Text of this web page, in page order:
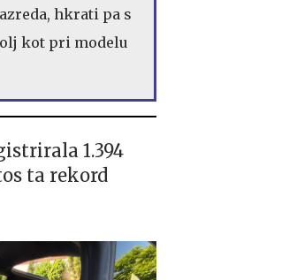
hkrati pa s
kot pri modelu
1.394
ta rekord